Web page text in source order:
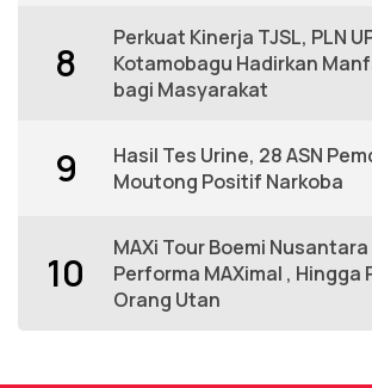
8
Perkuat Kinerja TJSL, PLN
Kotamobagu Hadirkan
bagi Masyarakat
9
Hasil Tes Urine, 28 ASN
Moutong Positif Narkoba
10
MAXi Tour Boemi
Performa MAXimal , Hingga
Orang Utan